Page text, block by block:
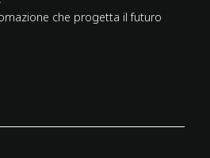
che progetta il futuro